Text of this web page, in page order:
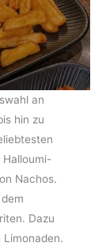
an
hin zu
Nachos.
Dazu